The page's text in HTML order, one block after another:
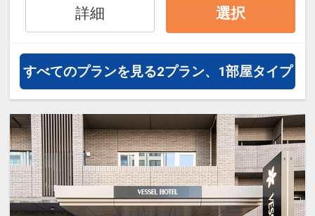
約）が可能なプランもございます。
詳細 選択
すべてのプランを見る2プラン、1部屋タイプ